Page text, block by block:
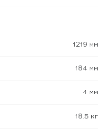
1219 мм
184 мм
4 мм
18.5 кг